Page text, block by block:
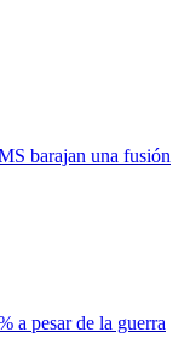
barajan una fusión
a pesar de la guerra